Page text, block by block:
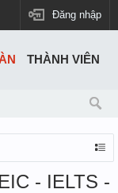
Đăng nhập
- IELTS -
THÀNH VIÊN